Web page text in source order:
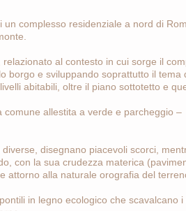
un complesso residenziale a nord di
al contesto in cui sorge il
borgo e sviluppando soprattutto il tema
abitabili, oltre il piano sottotetto e
comune allestita a verde e parcheggio
disegnano piacevoli scorci,
con la sua crudezza materica
attorno alla naturale orografia del
in legno ecologico che scavalcano